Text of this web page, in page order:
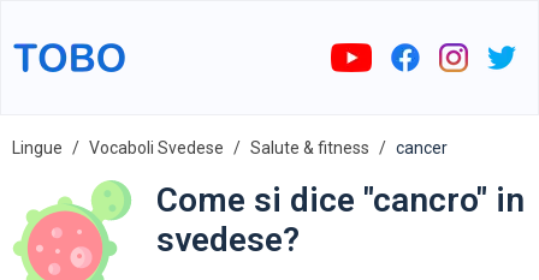
Lingue Vocaboli Svedese Salute & fitness cancer
Come si dice "cancro" in
svedese?